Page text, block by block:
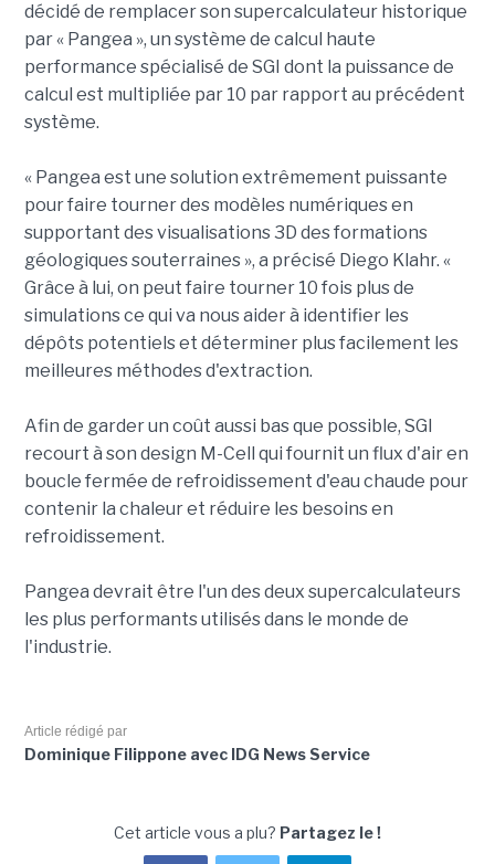
décidé de remplacer son supercalculateur historique
par « Pangea », un système de calcul haute
performance spécialisé de SGI dont la puissance de
calcul est multipliée par 10 par rapport au précédent
système.
« Pangea est une solution extrêmement puissante
pour faire tourner des modèles numériques en
supportant des visualisations 3D des formations
géologiques souterraines », a précisé Diego Klahr. «
Grâce à lui, on peut faire tourner 10 fois plus de
simulations ce qui va nous aider à identifier les
dépôts potentiels et déterminer plus facilement les
meilleures méthodes d'extraction.
Afin de garder un coût aussi bas que possible, SGI
recourt à son design M-Cell qui fournit un flux d'air en
boucle fermée de refroidissement d'eau chaude pour
contenir la chaleur et réduire les besoins en
refroidissement.
Pangea devrait être l'un des deux supercalculateurs
les plus performants utilisés dans le monde de
l'industrie.
Article rédigé par
Dominique Filippone avec IDG News Service
Cet article vous a plu? Partagez le !